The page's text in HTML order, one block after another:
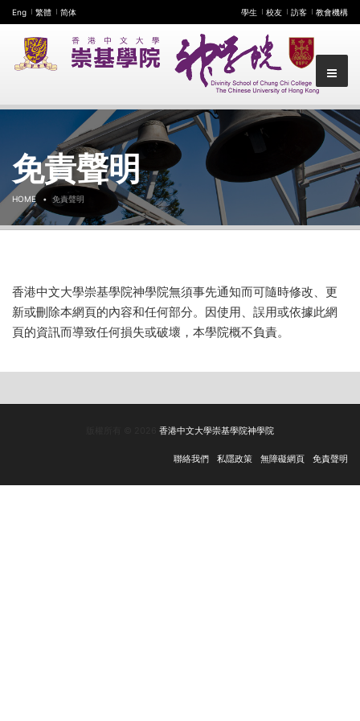
Eng 繁體 简体 學生 校友 訪客 教會機構
免責聲明
HOME 免責聲明
香港中文大學崇基學院神學院無須事先通知而可隨時修改、更
新或刪除本網頁的內容和任何部分。因使用、誤用或依據此網
頁的資訊而導致任何損失或破壞，本學院概不負責。
香港中文大學崇基學院神學院
免責聲明
無障礙網頁
私隱政策
聯絡我們